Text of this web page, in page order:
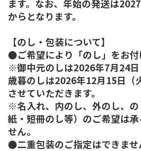
ます。なお、年始の発送は
からとなります。
【のし・包装について】
●ご希望により「のし」をお付
※御中元のしは2026年7月24日
歳暮のしは2026年12月15日（
させていただきます。
※名入れ、内のし、外のし、
紙・短冊のし等）のご希望は
せん。
●二重包装のご指定はできませ